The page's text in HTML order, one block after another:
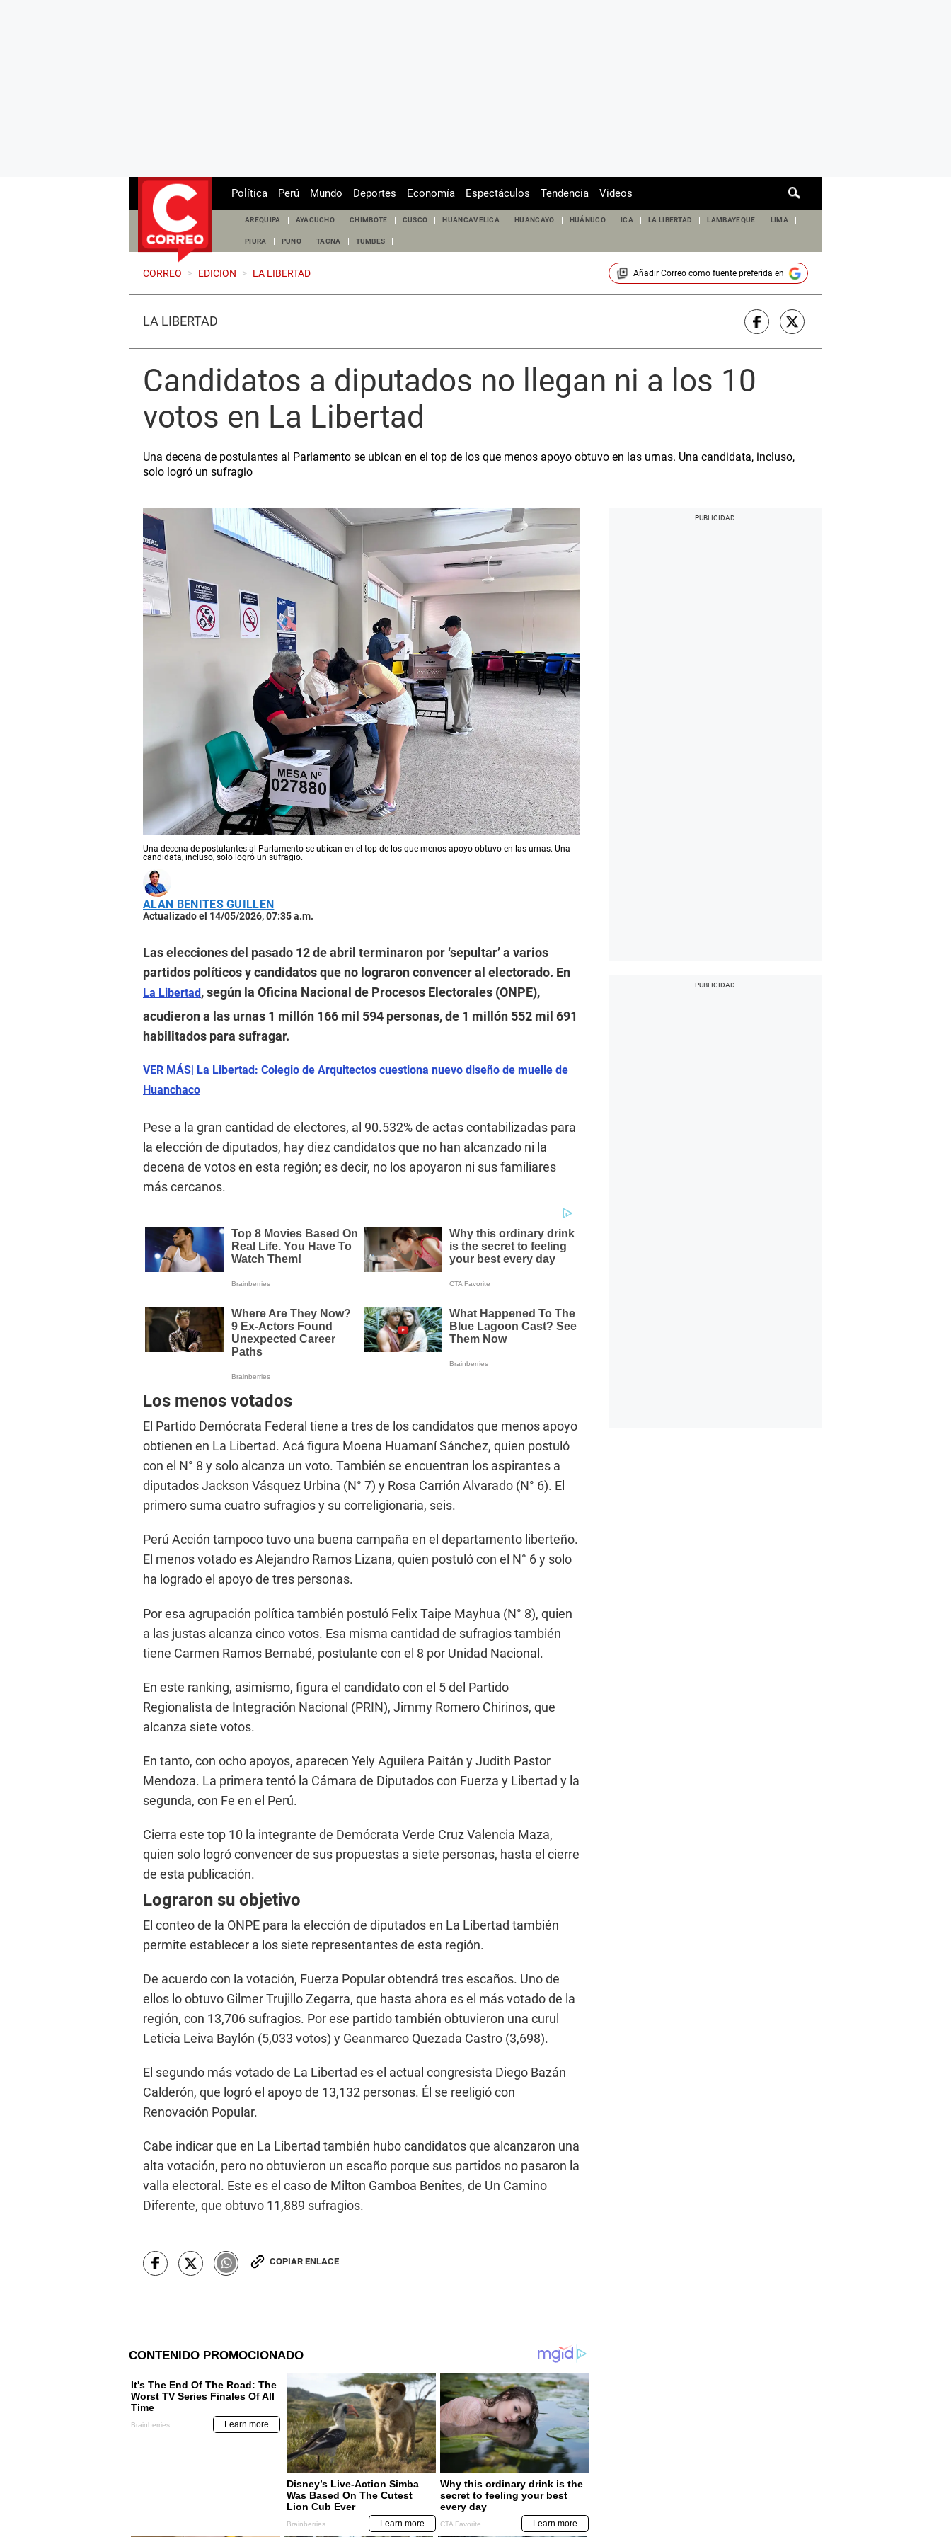
de
Política Perú Mundo Deportes Economía Espectáculos Tendencia Videos
AREQUIPA AYACUCHO CHIMBOTE CUSCO HUANCAVELICA HUANCAYO HUÁNUCO ICA LA LIBERTAD LAMBAYEQUE LIMA
PIURA PUNO TACNA TUMBES
CORREO > EDICION > LA LIBERTAD Añadir Correocomo fuente preferida en
LA LIBERTAD
Candidatos a diputados no llegan ni a los 10
votos en La Libertad
Una decena de postulantes al Parlamento se ubican en el top de los que menos apoyo obtuvo en las urnas. Una candidata, incluso,
solo logró un sufragio
Una decena de postulantes al Parlamento se ubican en el top de los que menos apoyo obtuvo en las urnas. Una
candidata, incluso, solo logró un sufragio.
ALAN BENITES GUILLEN
Actualizado el 14/05/2026, 07:35 a.m.
Las elecciones del pasado 12 de abril terminaron por ‘sepultar’ a varios
partidos políticos y candidatos que no lograron convencer al electorado. En
La Libertad, según la Oficina Nacional de Procesos Electorales (ONPE),
acudieron a las urnas 1 millón 166 mil 594 personas, de 1 millón 552 mil 691
habilitados para sufragar.
VER MÁS| La Libertad: Colegio de Arquitectos cuestiona nuevo diseño de muelle de
Huanchaco
Pese a la gran cantidad de electores, al 90.532% de actas contabilizadas para
la elección de diputados, hay diez candidatos que no han alcanzado ni la
decena de votos en esta región; es decir, no los apoyaron ni sus familiares
más cercanos.
Los menos votados
El Partido Demócrata Federal tiene a tres de los candidatos que menos apoyo
obtienen en La Libertad. Acá figura Moena Huamaní Sánchez, quien postuló
con el N° 8 y solo alcanza un voto. También se encuentran los aspirantes a
diputados Jackson Vásquez Urbina (N° 7) y Rosa Carrión Alvarado (N° 6). El
primero suma cuatro sufragios y su correligionaria, seis.
Perú Acción tampoco tuvo una buena campaña en el departamento liberteño.
El menos votado es Alejandro Ramos Lizana, quien postuló con el N° 6 y solo
ha logrado el apoyo de tres personas.
Por esa agrupación política también postuló Felix Taipe Mayhua (N° 8), quien
a las justas alcanza cinco votos. Esa misma cantidad de sufragios también
tiene Carmen Ramos Bernabé, postulante con el 8 por Unidad Nacional.
En este ranking, asimismo, figura el candidato con el 5 del Partido
Regionalista de Integración Nacional (PRIN), Jimmy Romero Chirinos, que
alcanza siete votos.
En tanto, con ocho apoyos, aparecen Yely Aguilera Paitán y Judith Pastor
Mendoza. La primera tentó la Cámara de Diputados con Fuerza y Libertad y la
segunda, con Fe en el Perú.
Cierra este top 10 la integrante de Demócrata Verde Cruz Valencia Maza,
quien solo logró convencer de sus propuestas a siete personas, hasta el cierre
de esta publicación.
Lograron su objetivo
El conteo de la ONPE para la elección de diputados en La Libertad también
permite establecer a los siete representantes de esta región.
De acuerdo con la votación, Fuerza Popular obtendrá tres escaños. Uno de
ellos lo obtuvo Gilmer Trujillo Zegarra, que hasta ahora es el más votado de la
región, con 13,706 sufragios. Por ese partido también obtuvieron una curul
Leticia Leiva Baylón (5,033 votos) y Geanmarco Quezada Castro (3,698).
El segundo más votado de La Libertad es el actual congresista Diego Bazán
Calderón, que logró el apoyo de 13,132 personas. Él se reeligió con
Renovación Popular.
Cabe indicar que en La Libertad también hubo candidatos que alcanzaron una
alta votación, pero no obtuvieron un escaño porque sus partidos no pasaron la
valla electoral. Este es el caso de Milton Gamboa Benites, de Un Camino
Diferente, que obtuvo 11,889 sufragios.
COPIAR ENLACE